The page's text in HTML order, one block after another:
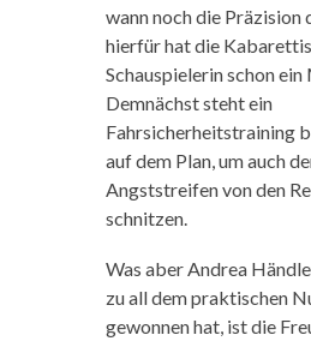
wann noch die Präzision
hierfür hat die
Schauspielerin schon
Demnächst steht ein
Fahrsicherheitstraining
auf dem Plan, um auch
Angststreifen von den
schnitzen.
Was aber Andrea
zu all dem praktischen
gewonnen hat, ist die